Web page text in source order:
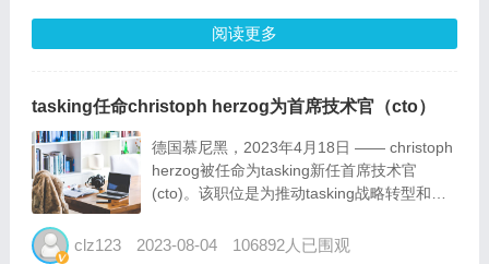
地气温波动显...
阅读更多
tasking任命christoph herzog为首席技术官（cto）
德国慕尼黑，2023年4月18日 —— christoph
herzog被任命为tasking新任首席技术官
(cto)。该职位是为推动tasking战略转型和未
christoph herzog领导研发部门（产品开发...
clz123 2023-08-04 106892人已围观